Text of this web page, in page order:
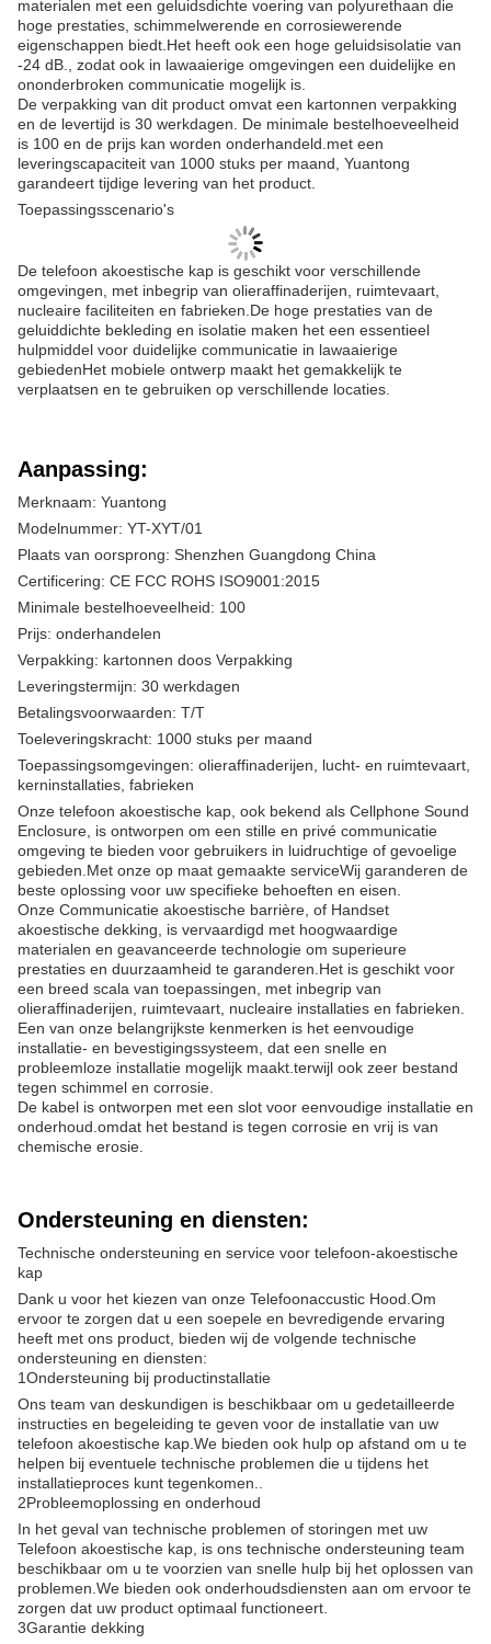
materialen met een geluidsdichte voering van polyurethaan die
hoge prestaties, schimmelwerende en corrosiewerende
eigenschappen biedt.Het heeft ook een hoge geluidsisolatie van
-24 dB., zodat ook in lawaaierige omgevingen een duidelijke en
ononderbroken communicatie mogelijk is.
De verpakking van dit product omvat een kartonnen verpakking
en de levertijd is 30 werkdagen. De minimale bestelhoeveelheid
is 100 en de prijs kan worden onderhandeld.met een
leveringscapaciteit van 1000 stuks per maand, Yuantong
garandeert tijdige levering van het product.
Toepassingsscenario's
De telefoon akoestische kap is geschikt voor verschillende
omgevingen, met inbegrip van olieraffinaderijen, ruimtevaart,
nucleaire faciliteiten en fabrieken.De hoge prestaties van de
geluiddichte bekleding en isolatie maken het een essentieel
hulpmiddel voor duidelijke communicatie in lawaaierige
gebiedenHet mobiele ontwerp maakt het gemakkelijk te
verplaatsen en te gebruiken op verschillende locaties.
Aanpassing:
Merknaam: Yuantong
Modelnummer: YT-XYT/01
Plaats van oorsprong: Shenzhen Guangdong China
Certificering: CE FCC ROHS ISO9001:2015
Minimale bestelhoeveelheid: 100
Prijs: onderhandelen
Verpakking: kartonnen doos Verpakking
Leveringstermijn: 30 werkdagen
Betalingsvoorwaarden: T/T
Toeleveringskracht: 1000 stuks per maand
Toepassingsomgevingen: olieraffinaderijen, lucht- en ruimtevaart,
kerninstallaties, fabrieken
Onze telefoon akoestische kap, ook bekend als Cellphone Sound
Enclosure, is ontworpen om een stille en privé communicatie
omgeving te bieden voor gebruikers in luidruchtige of gevoelige
gebieden.Met onze op maat gemaakte serviceWij garanderen de
beste oplossing voor uw specifieke behoeften en eisen.
Onze Communicatie akoestische barrière, of Handset
akoestische dekking, is vervaardigd met hoogwaardige
materialen en geavanceerde technologie om superieure
prestaties en duurzaamheid te garanderen.Het is geschikt voor
een breed scala van toepassingen, met inbegrip van
olieraffinaderijen, ruimtevaart, nucleaire installaties en fabrieken.
Een van onze belangrijkste kenmerken is het eenvoudige
installatie- en bevestigingssysteem, dat een snelle en
probleemloze installatie mogelijk maakt.terwijl ook zeer bestand
tegen schimmel en corrosie.
De kabel is ontworpen met een slot voor eenvoudige installatie en
onderhoud.omdat het bestand is tegen corrosie en vrij is van
chemische erosie.
Ondersteuning en diensten:
Technische ondersteuning en service voor telefoon-akoestische
kap
Dank u voor het kiezen van onze Telefoonaccustic Hood.Om
ervoor te zorgen dat u een soepele en bevredigende ervaring
heeft met ons product, bieden wij de volgende technische
ondersteuning en diensten:
1Ondersteuning bij productinstallatie
Ons team van deskundigen is beschikbaar om u gedetailleerde
instructies en begeleiding te geven voor de installatie van uw
telefoon akoestische kap.We bieden ook hulp op afstand om u te
helpen bij eventuele technische problemen die u tijdens het
installatieproces kunt tegenkomen..
2Probleemoplossing en onderhoud
In het geval van technische problemen of storingen met uw
Telefoon akoestische kap, is ons technische ondersteuning team
beschikbaar om u te voorzien van snelle hulp bij het oplossen van
problemen.We bieden ook onderhoudsdiensten aan om ervoor te
zorgen dat uw product optimaal functioneert.
3Garantie dekking